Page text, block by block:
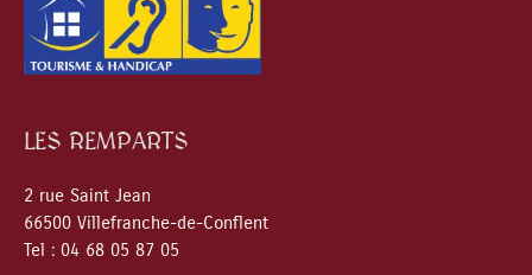
LES REMPARTS
2 rue Saint Jean
66500 Villefranche-de-Conflent
Tel : 04 68 05 87 05